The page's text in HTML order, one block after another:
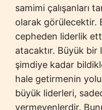
samimi çalışanları
olarak görülecektir.
cepheden liderlik
atacaktır. Büyük bir
şimdiye kadar
hale getirmenin
büyük liderleri,
vermeyenlerdir.